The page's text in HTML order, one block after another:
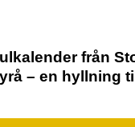
från
– en hyllning